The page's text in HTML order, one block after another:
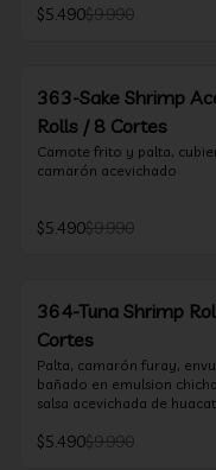
$5.490$9.990
363-Sake Shrimp
Rolls / 8 Cortes
Camote frito y palta,
camarón acevichado
$5.490$9.990
364-Tuna Shrimp
Cortes
Palta, camarón furay,
bañado en emulsion
salsa acevichada de
$5.490$9.990